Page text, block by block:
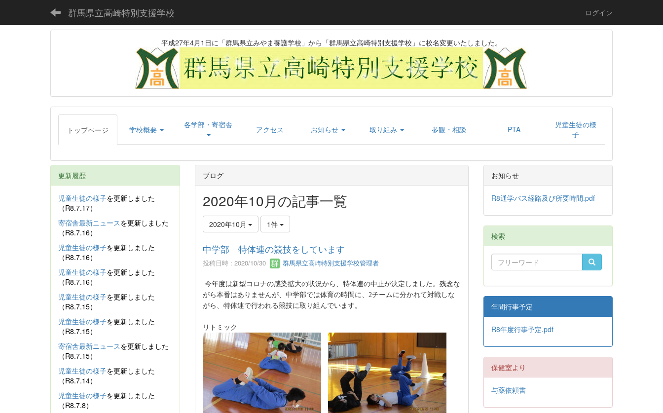
群馬県立高崎特別支援学校 ログイン
平成27年4月1日に「群馬県立みやま養護学校」から「群馬県立高崎特別支援学校」に校名変更いたしました。
トップページ 学校概要 各学部・寄宿舎 アクセス お知らせ 取り組み 参観・相談 PTA
児童生徒の様
子
ブログ
2020年10月の記事一覧
2020年10月 1件
中学部 特体連の競技をしています
投稿日時 : 2020/10/30 群馬県立高崎特別支援学校管理者
今年度は新型コロナの感染拡大の状況から、特体連の中止が決定しました。残念な
がら本番はありませんが、中学部では体育の時間に、 2チームに分かれて対戦しな
がら、特体連で行われる競技に取り組んでいます。
リトミック
更新履歴
児童生徒の様子を更新しました
（R8.7.17）
寄宿舎最新ニュースを更新しました
（R8.7.16）
児童生徒の様子を更新しました
（R8.7.16）
児童生徒の様子を更新しました
（R8.7.16）
児童生徒の様子を更新しました
（R8.7.15）
児童生徒の様子を更新しました
（R8.7.15）
寄宿舎最新ニュースを更新しました
（R8.7.15）
児童生徒の様子を更新しました
（R8.7.14）
児童生徒の様子を更新しました
（R8.7.8）
お知らせ
R8通学バス経路及び所要時間.pdf
検索
年間行事予定
R8年度行事予定.pdf
保健室より
与薬依頼書